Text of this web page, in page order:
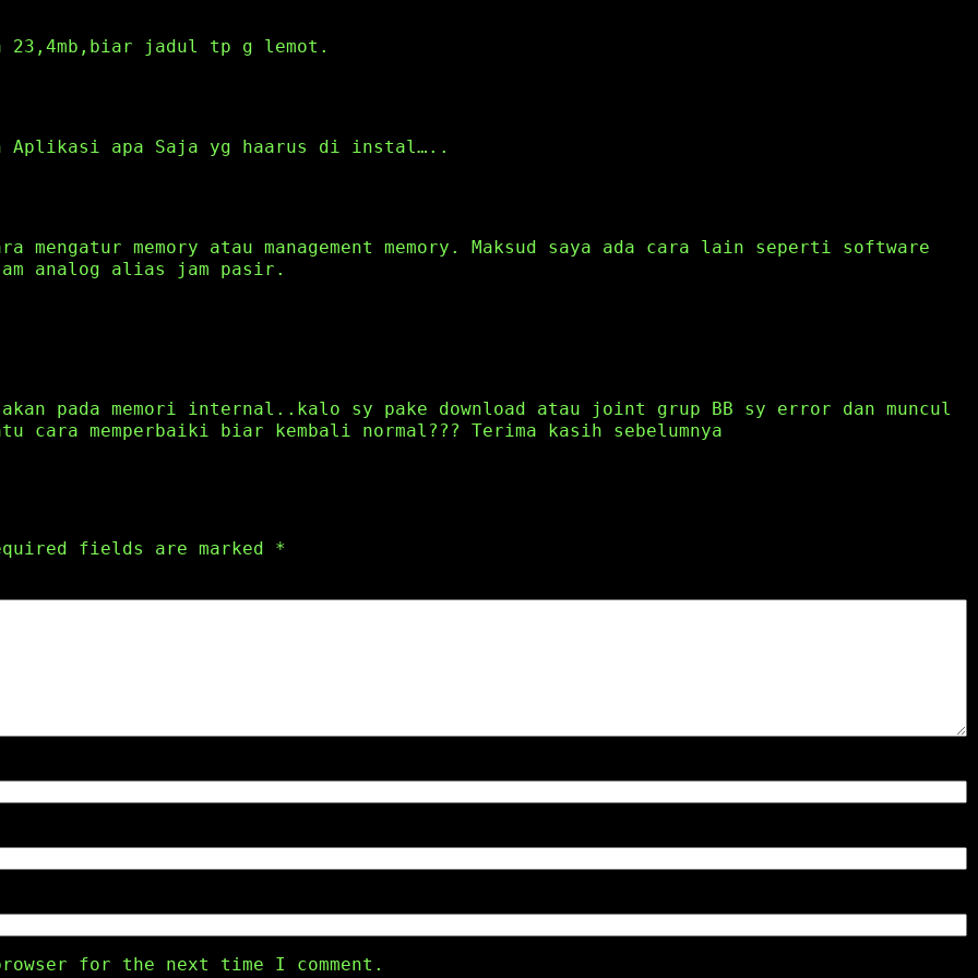
23,4mb,biar jadul tp g lemot.
Aplikasi apa Saja yg haarus di instal…..
mengatur memory atau management memory. Maksud saya ada cara lain seperti software
jam analog alias jam pasir.
pada memori internal..kalo sy pake download atau joint grup BB sy error dan muncul
cara memperbaiki biar kembali normal??? Terima kasih sebelumnya
fields are marked *
for the next time I comment.